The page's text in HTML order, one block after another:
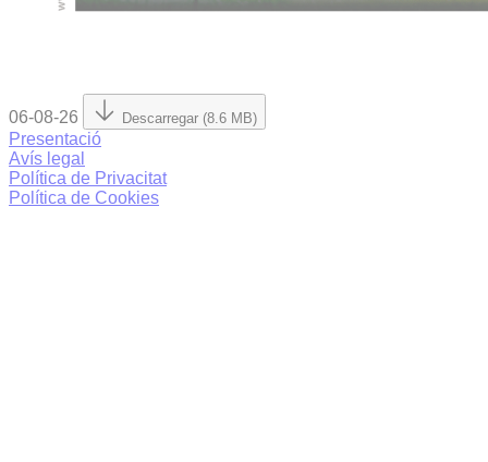
06-08-26 Descarregar (8.6 MB)
Presentació
Avís legal
Política de Privacitat
Política de Cookies